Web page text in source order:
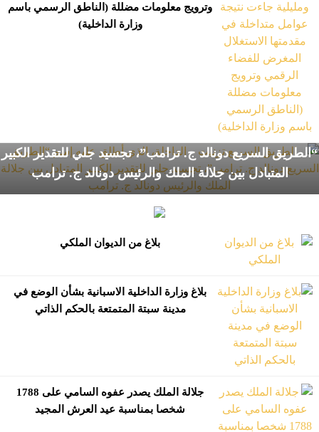
وترويج معلومات مضللة (الناطق الرسمي باسم
وزارة الداخلية)
الطريق السريع تزنيت – الداخلة، الذي أطلق عليه إسم
“الطريق السريع دونالد ج. ترامب”، تجسيد جلي للتقدير الكبير
المتبادل بين جلالة الملك والرئيس دونالد ج. ترامب
بلاغ من الديوان الملكي
بلاغ وزارة الداخلية الاسبانية بشأن الوضع في
مدينة سبتة المتمتعة بالحكم الذاتي
جلالة الملك يصدر عفوه السامي على 1788
شخصا بمناسبة عيد العرش المجيد